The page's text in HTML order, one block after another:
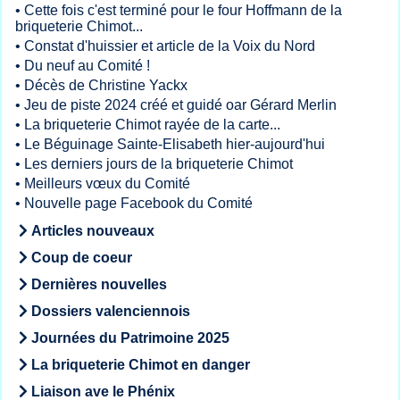
• Cette fois c'est terminé pour le four Hoffmann de la
briqueterie Chimot...
• Constat d'huissier et article de la Voix du Nord
• Du neuf au Comité !
• Décès de Christine Yackx
• Jeu de piste 2024 créé et guidé oar Gérard Merlin
• La briqueterie Chimot rayée de la carte...
• Le Béguinage Sainte-Elisabeth hier-aujourd'hui
• Les derniers jours de la briqueterie Chimot
• Meilleurs vœux du Comité
• Nouvelle page Facebook du Comité
Articles nouveaux
Coup de coeur
Dernières nouvelles
Dossiers valenciennois
Journées du Patrimoine 2025
La briqueterie Chimot en danger
Liaison ave le Phénix